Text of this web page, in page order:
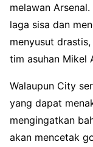
melawan
laga sisa dan
menyusut
tim asuhan Mikel
Walaupun City
yang dapat
mengingatkan
akan mencetak